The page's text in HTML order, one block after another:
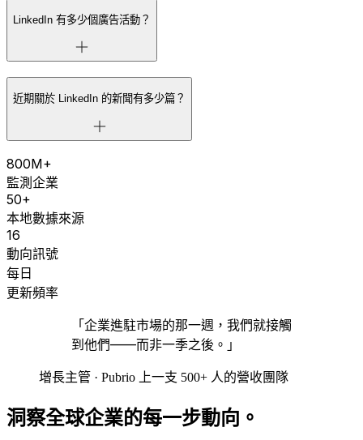
LinkedIn 有多少個廣告活動？
近期關於 LinkedIn 的新聞有多少篇？
800M+
監測企業
50+
本地數據來源
16
動向訊號
每日
更新頻率
「企業進駐市場的那一週，我們就接觸
到他們——而非一季之後。」
增長主管 · Pubrio 上一支 500+ 人的營收團隊
洞察全球企業的每一步動向。